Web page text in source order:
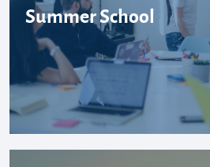
Summer School